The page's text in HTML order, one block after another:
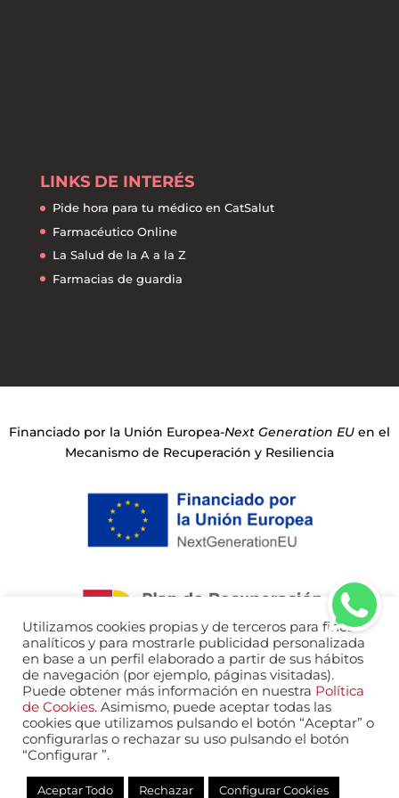
LINKS DE INTERÉS
Pide hora para tu médico en CatSalut
Farmacéutico Online
La Salud de la A a la Z
Farmacias de guardia
Financiado por la Unión Europea-Next Generation EU en el
Mecanismo de Recuperación y Resiliencia
Aviso legal
Política de Privacidad
Política de Cookies
Web diseñada por © 2023, Farmacia y Salud Digital
Utilizamos cookies propias y de terceros para fines
analíticos y para mostrarle publicidad personalizada
en base a un perfil elaborado a partir de sus hábitos
de navegación (por ejemplo, páginas visitadas).
Puede obtener más información en nuestra Política
de Cookies. Asimismo, puede aceptar todas las
cookies que utilizamos pulsando el botón “Aceptar” o
configurarlas o rechazar su uso pulsando el botón
“Configurar ”.
Aceptar Todo Rechazar Configurar Cookies